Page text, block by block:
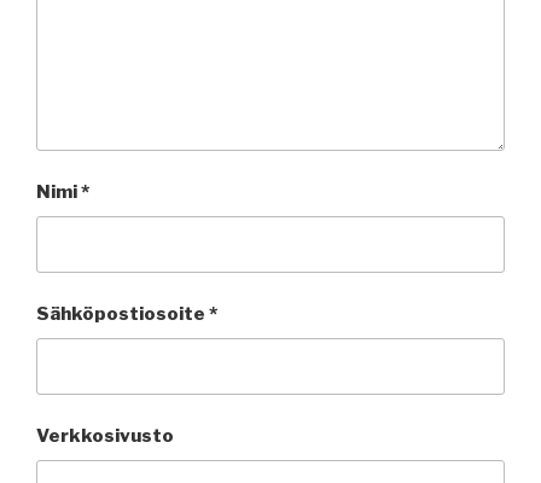
Nimi*
Sähköpostiosoite *
Verkkosivusto